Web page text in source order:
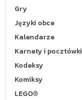
Gry
Języki obce
Kalendarze
Karnety i pocztówki
Kodeksy
Komiksy
LEGO®